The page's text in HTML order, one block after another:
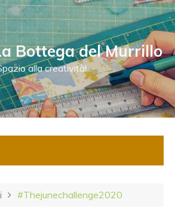
Bottega del Murrillo
alla creatività!
#thejunechallenge2020